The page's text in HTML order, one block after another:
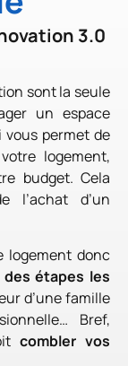
3.0
sont la seule
un espace
vous permet de
votre logement,
budget. Cela
l’achat d’un
logement donc
des étapes les
d’une famille
Bref,
combler vos